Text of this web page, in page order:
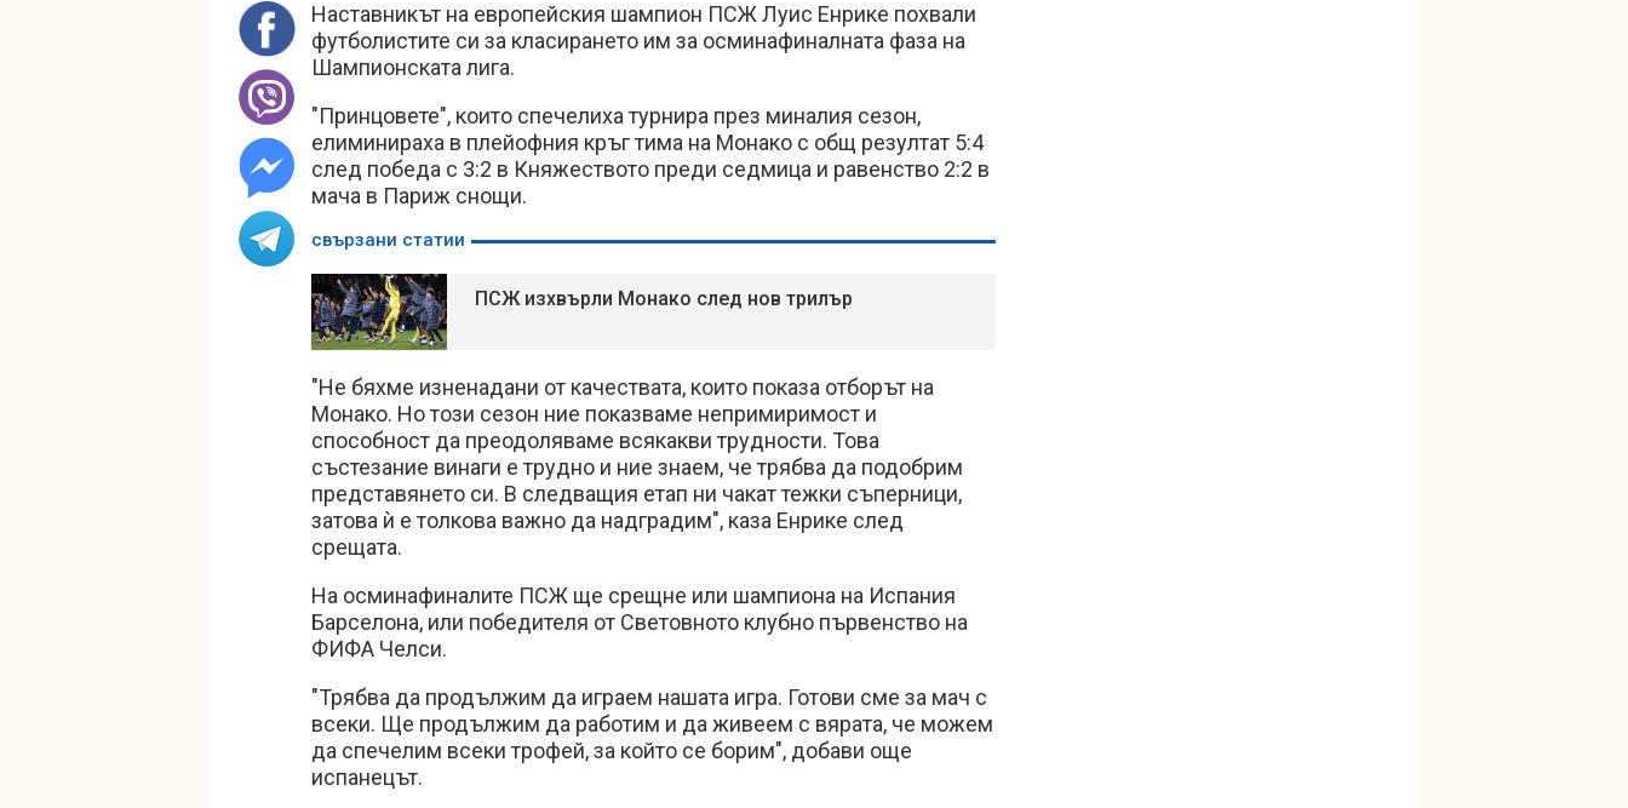
Наставникът на европейския шампион ПСЖ Луис Енрике похвали
футболистите си за класирането им за осминафиналната фаза на
Шампионската лига.
"Принцовете", които спечелиха турнира през миналия сезон,
елиминираха в плейофния кръг тима на Монако с общ резултат 5:4
след победа с 3:2 в Княжеството преди седмица и равенство 2:2 в
мача в Париж снощи.
свързани статии
ПСЖ изхвърли Монако след нов трилър
"Не бяхме изненадани от качествата, които показа отборът на
Монако. Но този сезон ние показваме непримиримост и
способност да преодоляваме всякакви трудности. Това
състезание винаги е трудно и ние знаем, че трябва да подобрим
представянето си. В следващия етап ни чакат тежки съперници,
затова ѝ е толкова важно да надградим", каза Енрике след
срещата.
На осминафиналите ПСЖ ще срещне или шампиона на Испания
Барселона, или победителя от Световното клубно първенство на
ФИФА Челси.
"Трябва да продължим да играем нашата игра. Готови сме за мач с
всеки. Ще продължим да работим и да живеем с вярата, че можем
да спечелим всеки трофей, за който се борим", добави още
испанецът.